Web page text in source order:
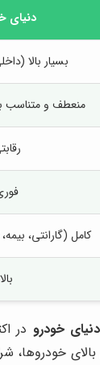
دنیای
بسیار بالا
منعطف و متناسب
کامل (گارانتی،
بالا
دنیای خودرو در
خودروها،